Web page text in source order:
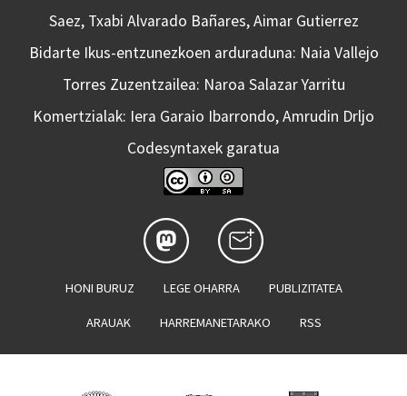
Saez, Txabi Alvarado Bañares, Aimar Gutierrez
Bidarte Ikus-entzunezkoen arduraduna: Naia Vallejo
Torres Zuzentzailea: Naroa Salazar Yarritu
Komertzialak: Iera Garaio Ibarrondo, Amrudin Drljo
Codesyntaxek garatua
HONI BURUZ LEGE OHARRA PUBLIZITATEA
ARAUAK HARREMANETARAKO RSS